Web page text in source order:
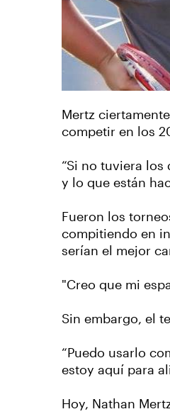
Mertz
competir en los
“Si no tuviera
y lo que están
Fueron los
compitiendo en
serían el mejor
"Creo que mi
Sin embargo, el
“Puedo usarlo
estoy aquí para
Hoy, Nathan